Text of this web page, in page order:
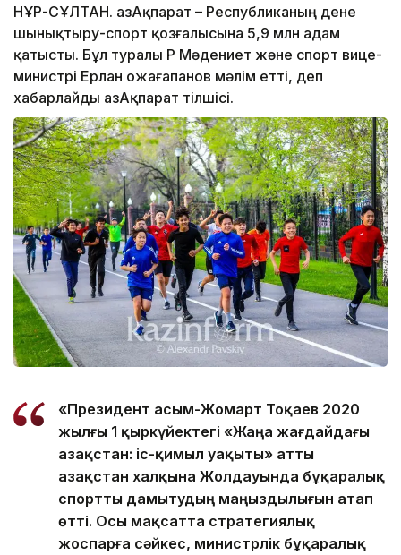
НҰР-СҰЛТАН. ҚазАқпарат – Республиканың дене
шынықтыру-спорт қозғалысына 5,9 млн адам
қатысты. Бұл туралы ҚР Мәдениет және спорт вице-
министрі Ерлан Қожағапанов мәлім етті, деп
хабарлайды ҚазАқпарат тілшісі.
«Президент Қасым-Жомарт Тоқаев 2020
жылғы 1 қыркүйектегі «Жаңа жағдайдағы
Қазақстан: іс-қимыл уақыты» атты
Қазақстан халқына Жолдауында бұқаралық
спортты дамытудың маңыздылығын атап
өтті. Осы мақсатта стратегиялық
жоспарға сәйкес, министрлік бұқаралық